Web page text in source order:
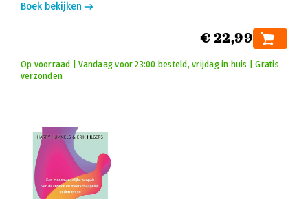
Boek bekijken
€ 22,99
Op voorraad | Vandaag voor 23:00 besteld, vrijdag in huis | Gratis
verzonden